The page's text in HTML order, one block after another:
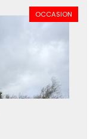
OCCASION